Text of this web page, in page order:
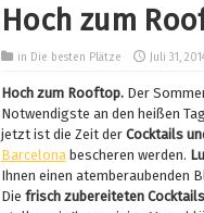
Hoch zum
in Die besten Plätze Juli 31,
Hoch zum Rooftop. Der
Notwendigste an den heißen
jetzt ist die Zeit der Cocktails
Barcelonabescheren werden.
Ihnen einen atemberaubenden
Die frisch zubereitetenCocktails